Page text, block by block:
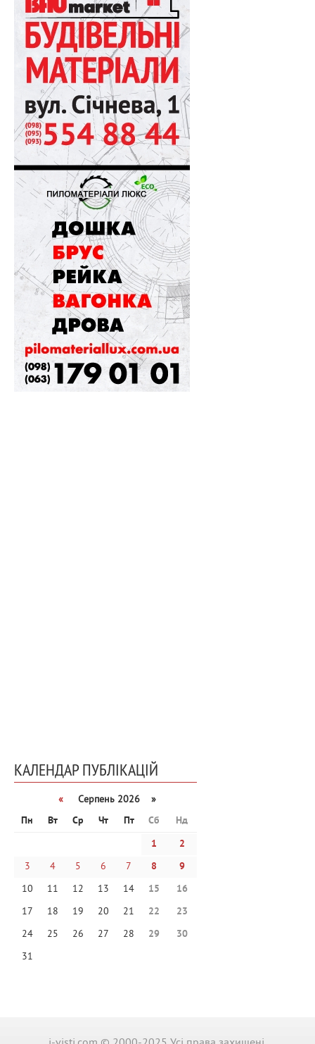
КАЛЕНДАР ПУБЛІКАЦІЙ
«
Серпень 2026 »
Пн
Вт Ср Чт Пт Сб
Нд
1
2
3
4 5 6 7 8
9
10
11 12 13 14 15
16
17
18 19 20 21 22
23
24
25 26 27 28 29
30
31